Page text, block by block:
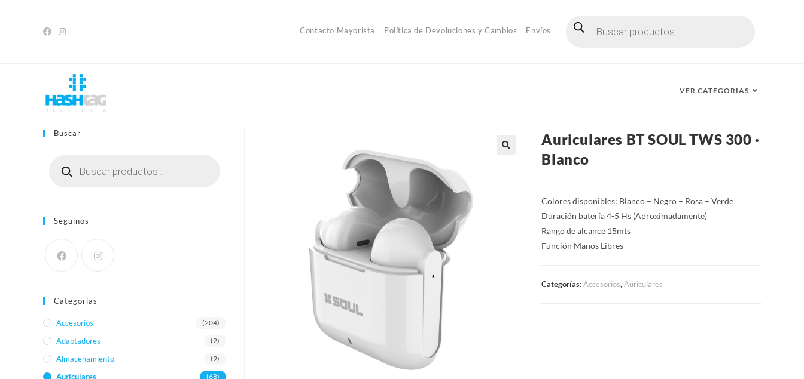
Contacto Mayorista Política de Devoluciones y Cambios Envíos de
productos
VER CATEGORIAS
Auriculares BT SOUL TWS 300 ·
Blanco
Colores disponibles: Blanco – Negro – Rosa – Verde
Duración batería 4-5 Hs (Aproximadamente)
Rango de alcance 15mts
Función Manos Libres
Categorías:Accesorios,Auriculares
Buscar
productos
Seguinos
Categorías
Accesorios (204)
Adaptadores (2)
Almacenamiento (9)
Auriculares (68)